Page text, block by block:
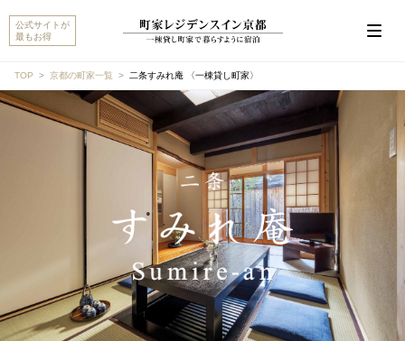
公式サイトが
最もお得
TOP 京都の町家一覧 二条すみれ庵 〈一棟貸し町家〉
こんにちは。 『二条すみれ庵 〈一棟貸し町家〉』 につ
いて、ご質問があればお聞かせください。
チェックイン/チェックアウト
設備・アメニティ
キャンセルポリシー